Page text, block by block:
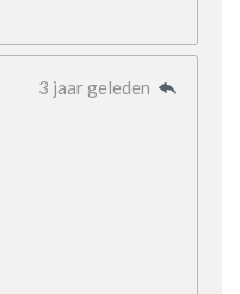
3 jaar geleden